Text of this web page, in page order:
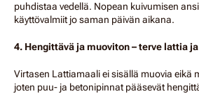
puhdistaa vedellä. Nopean kuivumisen
käyttövalmiit jo saman päivän aikana.
4. Hengittävä ja muoviton – terve lattia
Virtasen Lattiamaali ei sisällä muovia eikä
joten puu- ja betonipinnat pääsevät